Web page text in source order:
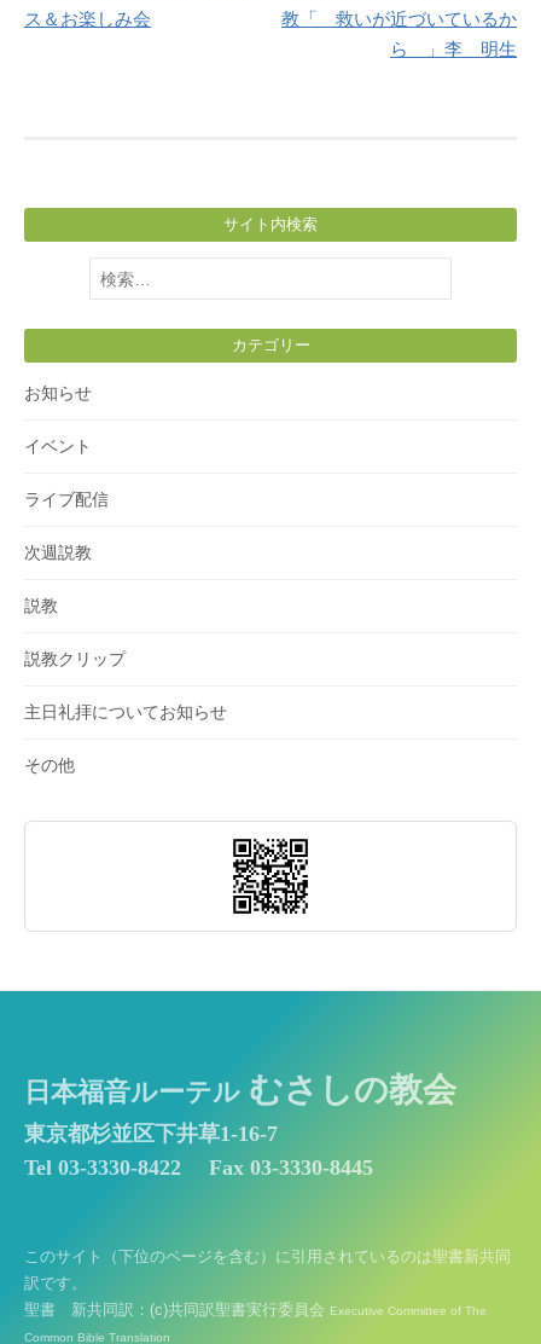
ス＆お楽しみ会
教「 救いが近づいているか
ら 」李 明生
サイト内検索
検
索:
カテゴリー
お知らせ
イベント
ライブ配信
次週説教
説教
説教クリップ
主日礼拝についてお知らせ
その他
日本福音ルーテル むさしの教会
東京都杉並区下井草1-16-7
Tel 03-3330-8422
Fax 03-3330-8445
このサイト（下位のページを含む）に引用されているのは聖書新共同
訳です。
聖書 新共同訳：(c)共同訳聖書実行委員会 Executive Committee of The
Common Bible Translation